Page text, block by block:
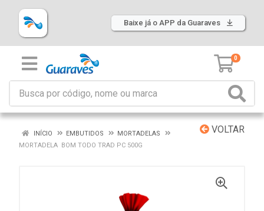
Baixe já o APP da Guaraves
0
VOLTAR
INÍCIO EMBUTIDOS
MORTADELAS
MORTADELA BOM TODO TRAD PC 500G